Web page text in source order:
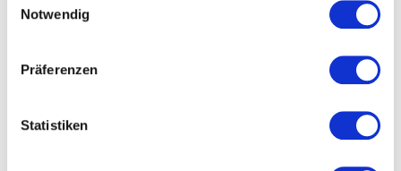
Notwendig
Präferenzen
Statistiken
Abschreibung von Photovoltaikanlagen